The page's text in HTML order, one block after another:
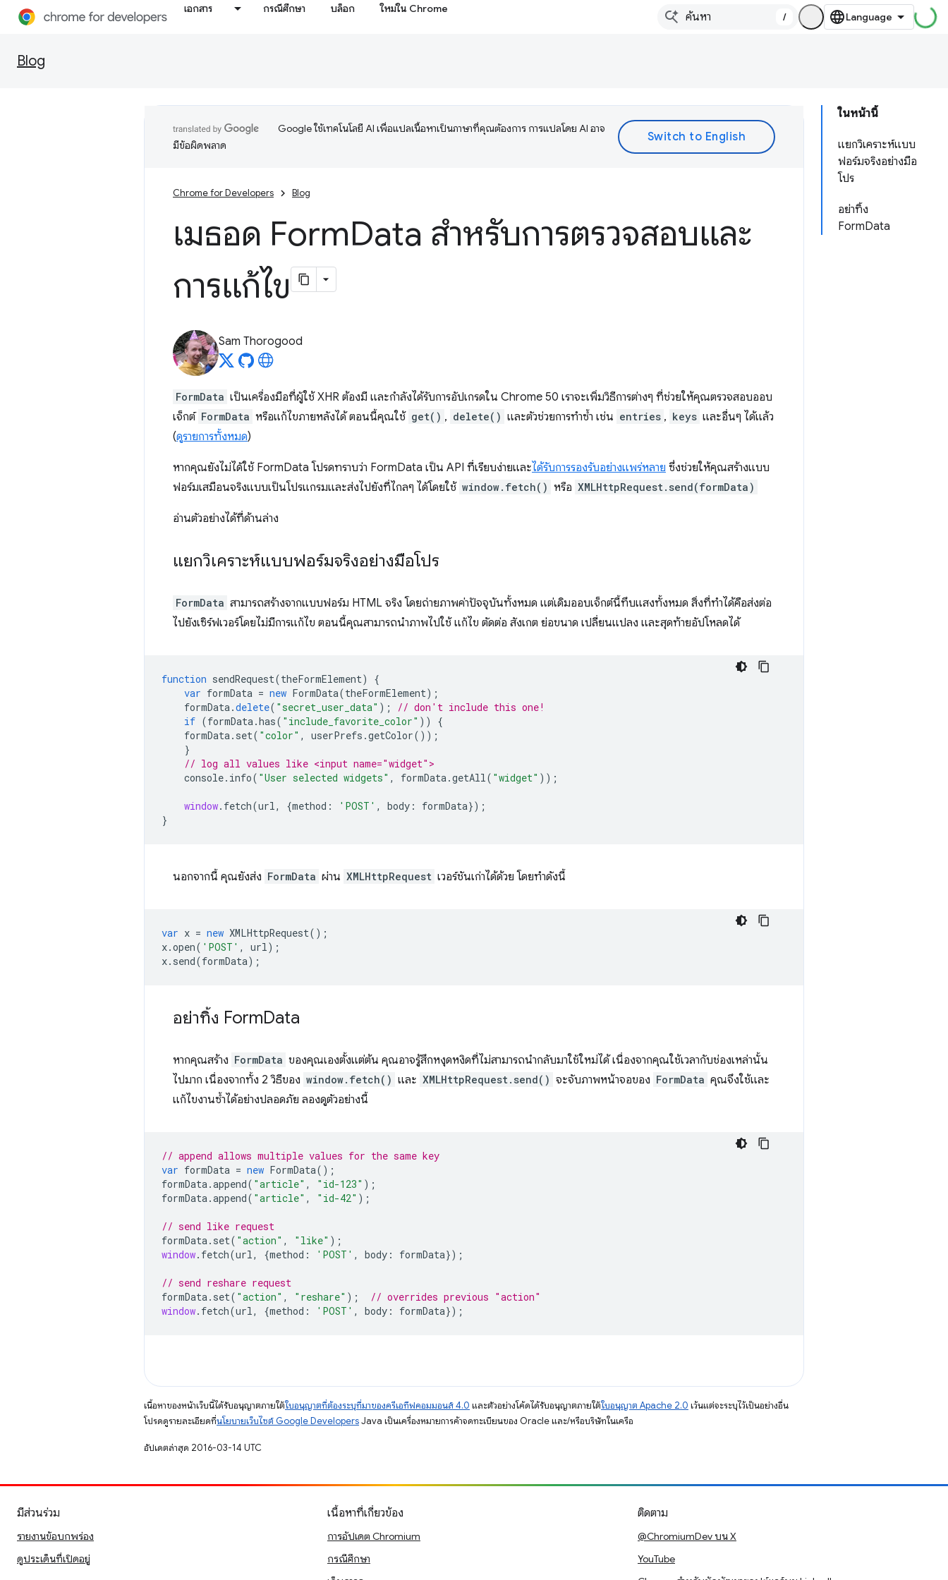
เอกสาร กรณีศึกษา บล็อก ใหม่ใน Chrome
/
Blog
ในหน้านี้
แยกวิเคราะห์แบบ
ฟอร์มจริงอย่างมือ
โปร
อย่าทิ้ง
FormData
Google ใช้เทคโนโลยี AI เพื่อแปลเนื้อหาเป็นภาษาที่คุณต้องการ การแปลโดย AI อาจ
มีข้อผิดพลาด
Chrome for Developers Blog
เมธอด FormData สำหรับการตรวจสอบและ
การแก้ไข
Sam Thorogood
FormData เป็นเครื่องมือที่ผู้ใช้ XHR ต้องมี และกำลังได้รับการอัปเกรดใน Chrome 50 เราจะเพิ่มวิธีการต่างๆ ที่ช่วยให้คุณตรวจสอบออบ
เจ็กต์ FormData หรือแก้ไขภายหลังได้ ตอนนี้คุณใช้ get() , delete() และตัวช่วยการทำซ้ำ เช่น entries , keys และอื่นๆ ได้แล้ว
(ดูรายการทั้งหมด)
หากคุณยังไม่ได้ใช้ FormData โปรดทราบว่า FormData เป็น API ที่เรียบง่ายและได้รับการรองรับอย่างแพร่หลาย ซึ่งช่วยให้คุณสร้างแบบ
ฟอร์มเสมือนจริงแบบเป็นโปรแกรมและส่งไปยังที่ไกลๆ ได้โดยใช้ window.fetch() หรือ XMLHttpRequest.send(formData)
อ่านตัวอย่างได้ที่ด้านล่าง
แยกวิเคราะห์แบบฟอร์มจริงอย่างมือโปร
FormData สามารถสร้างจากแบบฟอร์ม HTML จริง โดยถ่ายภาพค่าปัจจุบันทั้งหมด แต่เดิมออบเจ็กต์นี้ทึบแสงทั้งหมด สิ่งที่ทำได้คือส่งต่อ
ไปยังเซิร์ฟเวอร์โดยไม่มีการแก้ไข ตอนนี้คุณสามารถนำภาพไปใช้ แก้ไข ตัดต่อ สังเกต ย่อขนาด เปลี่ยนแปลง และสุดท้ายอัปโหลดได้
function sendRequest(theFormElement)
{
var formData = new FormData(theFormElement);
formData.delete( "secret_user_data" );
// don't include this one!
if (formData.has( "include_favorite_color" ))
{
formData. set( "color" , userPrefs .getColor());
}
// log all values like <input name="widget">
console. info( "User selected widgets" , formData.getAll( "widget" ));
window. fetch(url, {method : 'POST' , body : formData});
}
นอกจากนี้ คุณยังส่ง FormData ผ่าน XMLHttpRequest เวอร์ชันเก่าได้ด้วย โดยทำดังนี้
var x = new XMLHttpRequest();
x.open( 'POST' , url);
x. send(formData);
อย่าทิ้ง FormData
หากคุณสร้าง FormData ของคุณเองตั้งแต่ต้น คุณอาจรู้สึกหงุดหงิดที่ไม่สามารถนํากลับมาใช้ใหม่ได้ เนื่องจากคุณใช้เวลากับช่องเหล่านั้น
ไปมาก เนื่องจากทั้ง 2 วิธีของ window.fetch() และ XMLHttpRequest.send() จะจับภาพหน้าจอของ FormData คุณจึงใช้และ
แก้ไขงานซ้ำได้อย่างปลอดภัย ลองดูตัวอย่างนี้
// append allows multiple values for the same key
var formData = new FormData();
formData.append( "article" , "id-123" );
formData.append( "article" , "id-42" );
// send like request
formData. set( "action" , "like" );
window. fetch(url, {method : 'POST' , body : formData});
// send reshare request
formData. set( "action" , "reshare" );
// overrides previous "action"
window. fetch(url, {method : 'POST' , body : formData});
เนื้อหาของหน้าเว็บนี้ได้รับอนุญาตภายใต้ใบอนุญาตที่ต้องระบุที่มาของครีเอทีฟคอมมอนส์ 4.0 และตัวอย่างโค้ดได้รับอนุญาตภายใต้ใบอนุญาต Apache 2.0 เว้นแต่จะระบุไว้เป็นอย่างอื่น
โปรดดูรายละเอียดที่นโยบายเว็บไซต์ Google DevelopersJava เป็นเครื่องหมายการค้าจดทะเบียนของ Oracle และ/หรือบริษัทในเครือ
อัปเดตล่าสุด 2016-03-14 UTC
มีส่วนร่วม
รายงานข้อบกพร่อง
ดูประเด็นที่เปิดอยู่
เนื้อหาที่เกี่ยวข้อง
การอัปเดต Chromium
กรณีศึกษา
ติดตาม
@ChromiumDev บน X
YouTube